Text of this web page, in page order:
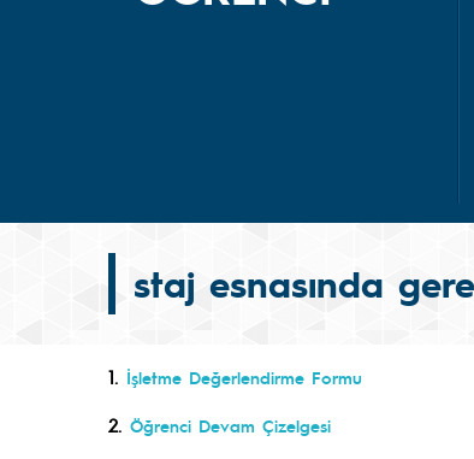
staj esnasında
1. İşletme Değerlendirme Formu
2. Öğrenci Devam Çizelgesi